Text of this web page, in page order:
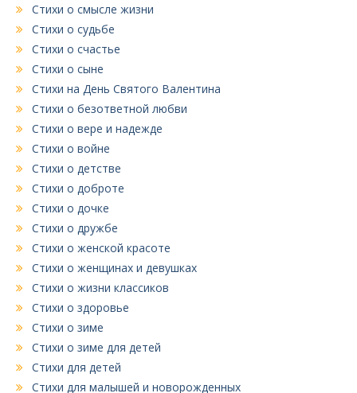
Стихи о смысле жизни
Стихи о судьбе
Стихи о счастье
Стихи о сыне
Стихи на День Святого Валентина
Стихи о безответной любви
Стихи о вере и надежде
Стихи о войне
Стихи о детстве
Стихи о доброте
Стихи о дочке
Стихи о дружбе
Стихи о женской красоте
Стихи о женщинах и девушках
Стихи о жизни классиков
Стихи о здоровье
Стихи о зиме
Стихи о зиме для детей
Стихи для детей
Стихи для малышей и новорожденных